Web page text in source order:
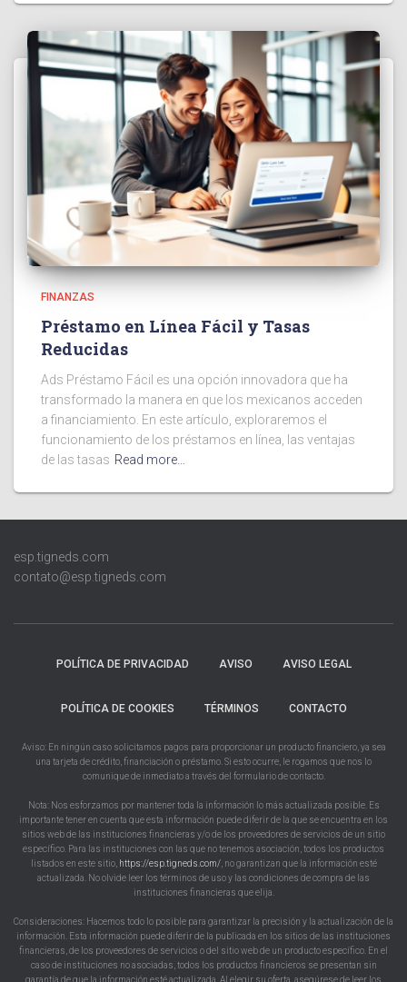
FINANZAS
Préstamo en Línea Fácil y Tasas
Reducidas
Ads Préstamo Fácil es una opción innovadora que ha
transformado la manera en que los mexicanos acceden
a financiamiento. En este artículo, exploraremos el
funcionamiento de los préstamos en línea, las ventajas
de las tasas Read more…
esp.tigneds.com
contato@esp.tigneds.com
POLÍTICA DE PRIVACIDAD AVISO AVISO LEGAL
POLÍTICA DE COOKIES TÉRMINOS CONTACTO
Aviso: En ningún caso solicitamos pagos para proporcionar un producto financiero, ya sea
una tarjeta de crédito, financiación o préstamo. Si esto ocurre, le rogamos que nos lo
comunique de inmediato a través del formulario de contacto.
Nota: Nos esforzamos por mantener toda la información lo más actualizada posible. Es
importante tener en cuenta que esta información puede diferir de la que se encuentra en los
sitios web de las instituciones financieras y/o de los proveedores de servicios de un sitio
específico. Para las instituciones con las que no tenemos asociación, todos los productos
listados en este sitio, https://esp.tigneds.com/, no garantizan que la información esté
actualizada. No olvide leer los términos de uso y las condiciones de compra de las
instituciones financieras que elija.
Consideraciones: Hacemos todo lo posible para garantizar la precisión y la actualización de la
información. Esta información puede diferir de la publicada en los sitios de las instituciones
financieras, de los proveedores de servicios o del sitio web de un producto específico. En el
caso de instituciones no asociadas, todos los productos financieros se presentan sin
garantía de que la información esté actualizada. Al elegir su oferta, asegúrese de leer los